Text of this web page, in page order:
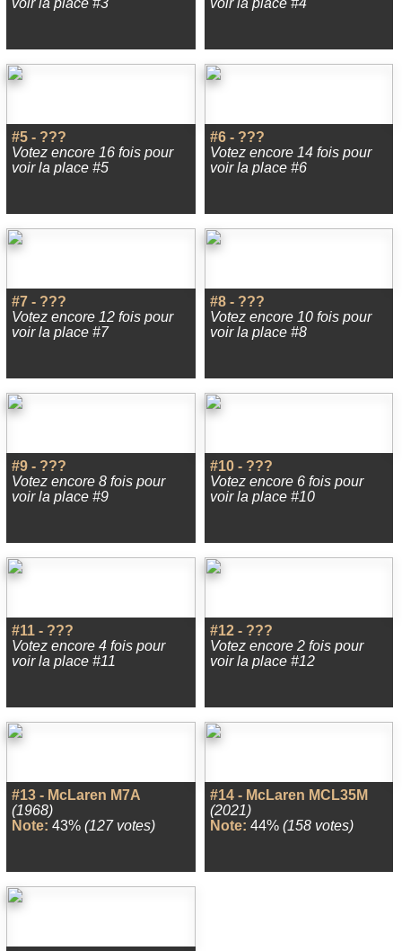
voir la place #3 voir la place #4
#5 - ???
Votez encore 16 fois pour
voir la place #5
#6 - ???
Votez encore 14 fois pour
voir la place #6
#7 - ???
Votez encore 12 fois pour
voir la place #7
#8 - ???
Votez encore 10 fois pour
voir la place #8
#9 - ???
Votez encore 8 fois pour
voir la place #9
#10 - ???
Votez encore 6 fois pour
voir la place #10
#11 - ???
Votez encore 4 fois pour
voir la place #11
#12 - ???
Votez encore 2 fois pour
voir la place #12
#13 - McLaren M7A
(1968)
Note: 43% (127 votes)
#14 - McLaren MCL35M
(2021)
Note: 44% (158 votes)